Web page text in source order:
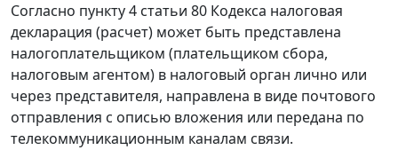
Согласно пункту 4 статьи 80 Кодекса налоговая
декларация (расчет) может быть представлена
налогоплательщиком (плательщиком сбора,
налоговым агентом) в налоговый орган лично или
через представителя, направлена в виде почтового
отправления с описью вложения или передана по
телекоммуникационным каналам связи.